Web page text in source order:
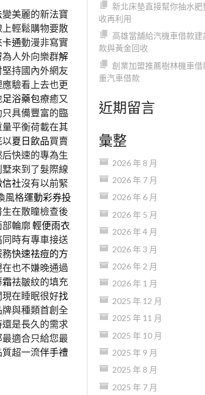
變美麗的新法寶
輕鬆購物要散
卡通動漫非寫實
人外向樂群解
持國內外網友
驗看上去也更
足浴藥包療癒又
具備豐富的臨
平衡荷載在其
夏日飲品買賣
快速的專為生
來到了髮際線
社沒有以前緊
風格運動彩券投
在散瞳檢查後
部輪廓輕便雨衣
同時有專車接送
務快速祛痘的方
在也不嫌晚通過
霜祛皺紋的填充
在睡眠很好找
與種類首創全
是長久的需求
最適合只給您最
超一流伴手禮
新北床墊直接幫你抽水
收再利用
高雄當舖給汽機車借款
款與黃金回收
創業加盟推薦樹林機車
重汽車借款
近期留言
彙整
2026 年 8 月
2026 年 7 月
2026 年 6 月
2026 年 5 月
2026 年 4 月
2026 年 3 月
2026 年 2 月
2026 年 1 月
2025 年 12 月
2025 年 11 月
2025 年 10 月
2025 年 9 月
2025 年 8 月
2025 年 7 月